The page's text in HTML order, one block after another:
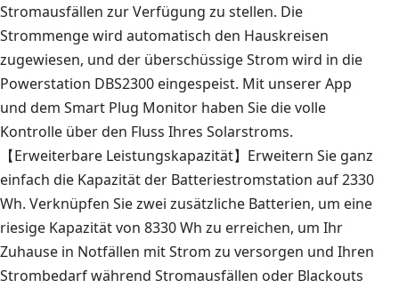
Stromausfällen zur Verfügung zu stellen. Die
Strommenge wird automatisch den Hauskreisen
zugewiesen, und der überschüssige Strom wird in die
Powerstation DBS2300 eingespeist. Mit unserer App
und dem Smart Plug Monitor haben Sie die volle
Kontrolle über den Fluss Ihres Solarstroms.
【Erweiterbare Leistungskapazität】Erweitern Sie ganz
einfach die Kapazität der Batteriestromstation auf 2330
Wh. Verknüpfen Sie zwei zusätzliche Batterien, um eine
riesige Kapazität von 8330 Wh zu erreichen, um Ihr
Zuhause in Notfällen mit Strom zu versorgen und Ihren
Strombedarf während Stromausfällen oder Blackouts